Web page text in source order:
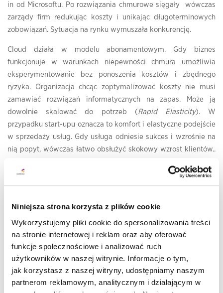
Niniejsza strona korzysta z plików cookie
Wykorzystujemy pliki cookie do spersonalizowania treści
na stronie internetowej i reklam oraz aby oferować
funkcje społecznościowe i analizować ruch
użytkowników w naszej witrynie. Informacje o tym,
jak korzystasz z naszej witryny, udostępniamy naszym
partnerom reklamowym, analitycznym i działającym w
in od Microsoftu. Po rozwiązania chmurowe sięgały wówczas
zarządy firm redukując koszty i unikając długoterminowych
zobowiązań. Sytuacja na rynku wymuszała konkurencję.
Cloud działa w modelu abonamentowym. Gdy biznes
funkcjonuje w warunkach niepewności chmura umożliwia
eksperymentowanie bez ponoszenia kosztów i zbędnego
ryzyka. Organizacja chcąc zoptymalizować koszty nie musi
zamawiać rozwiązań informatycznych na zapas. Może ją
dowolnie skalować do potrzeb (Rapid Elasticity). W
przypadku start-upu oznacza to komfort i elastyczne podejście
w sprzedaży usług. Gdy usługa odniesie sukces i wzrośnie na
nią popyt, wówczas łatwo obsłużyć skokowy wzrost klientów..
odbiorcy. Cloud przynosi zmianę w funkcjonowaniu IT w tym
sensie, że nie ma miejsca na integratorów czy wykonawców
Cloud z racji braku długoterminowych zobowiązań odpowiada
na potrzeby w czasach niepewności biznesowej. Pandemia
koronawirusa jak w soczewce zebrała wszystkie zagrożenia
opisywane w modelu VUCA: Volatility, Uncertainty,
Complexity, Ambiguity